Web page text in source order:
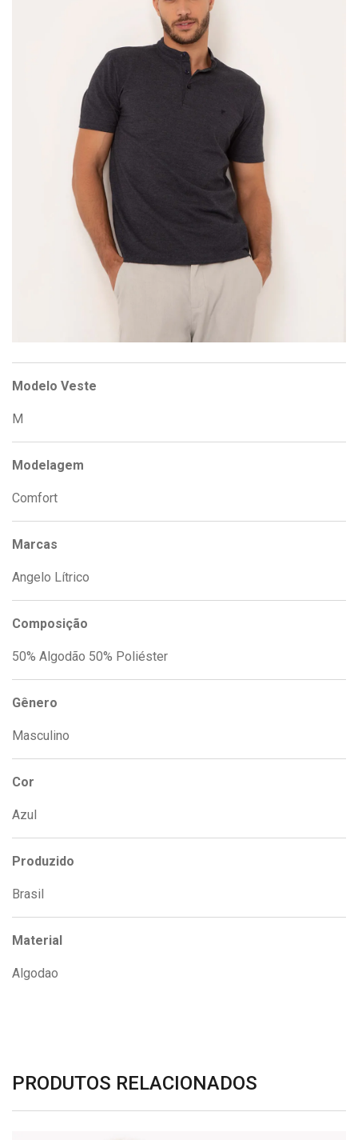
Modelo Veste
M
Modelagem
Comfort
Marcas
Angelo Lítrico
Composição
50% Algodão 50% Poliéster
Gênero
Masculino
Cor
Azul
Produzido
Brasil
Material
Algodao
PRODUTOS RELACIONADOS